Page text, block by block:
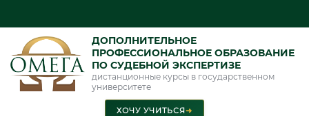
ДОПОЛНИТЕЛЬНОЕ
ПРОФЕССИОНАЛЬНОЕ ОБРАЗОВАНИЕ
ПО СУДЕБНОЙ ЭКСПЕРТИЗЕ
дистанционные курсы в государственном
университете
ХОЧУ УЧИТЬСЯ➜